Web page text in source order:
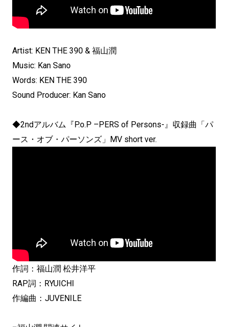
Artist: KEN THE 390 & 福山潤
Music: Kan Sano
Words: KEN THE 390
Sound Producer: Kan Sano
◆2ndアルバム『P.o.P –PERS of Persons-』収録曲「パ
ース・オブ・パーソンズ」MV short ver.
作詞：福山潤 松井洋平
RAP詞：RYUICHI
作編曲：JUVENILE